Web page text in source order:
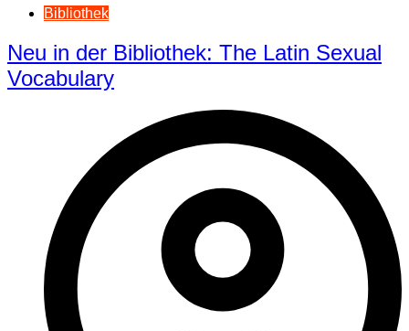
Bibliothek
Neu in der Bibliothek: The Latin Sexual
Vocabulary